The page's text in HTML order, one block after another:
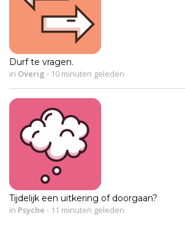
Durf te vragen.
in Overig - 10 minuten geleden
Tijdelijk een uitkering of doorgaan?
in Psyche - 11 minuten geleden